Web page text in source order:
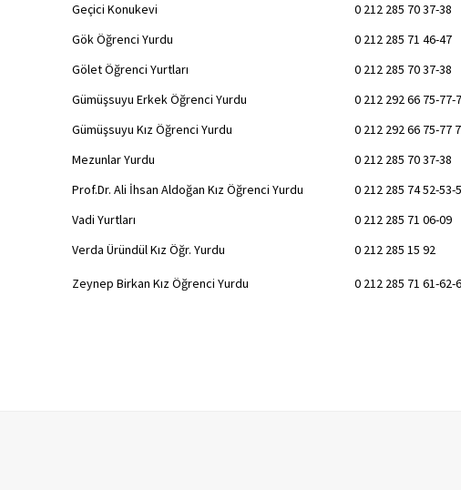
Geçici Konukevi
0 212 285 70 37-38
Gök Öğrenci Yurdu
0 212 285 71 46-47
Gölet Öğrenci Yurtları
0 212 285 70 37-38
Gümüşsuyu Erkek Öğrenci Yurdu
0 212 292 66 75-77-
Gümüşsuyu Kız Öğrenci Yurdu
0 212 292 66 75-77
Mezunlar Yurdu
0 212 285 70 37-38
Prof.Dr. Ali İhsan Aldoğan Kız Öğrenci Yurdu
0 212 285 74 52-53-
Vadi Yurtları
0 212 285 71 06-09
Verda Üründül Kız Öğr. Yurdu
0 212 285 15 92
Zeynep Birkan Kız Öğrenci Yurdu 0 212 285 71 61-62-